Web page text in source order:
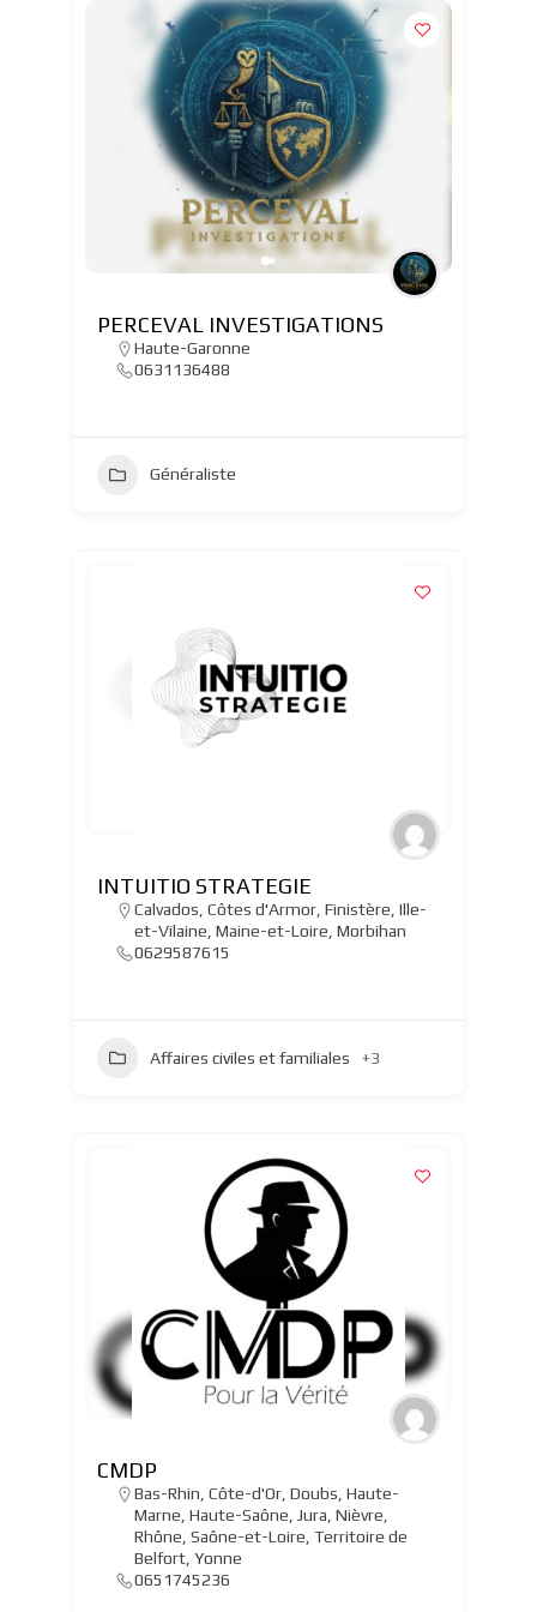
PERCEVAL INVESTIGATIONS
Haute-Garonne
0631136488
Généraliste
INTUITIO STRATEGIE
Calvados Côtes d'Armor, Finistère Ille-
et-Vilaine Maine-et-Loire Morbihan
0629587615
Affaires civiles et familiales +3
CMDP
Bas-Rhin Côte-d'Or, Doubs Haute-
Marne Haute-Saône Jura Nièvre
Rhône Saône-et-Loire Territoire de
Belfort, Yonne
0651745236